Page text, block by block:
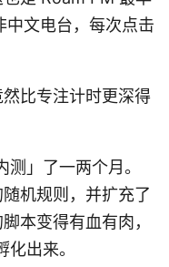
中文电台，每次点击
比专注计时更深得
」了一两个月。
机规则，并扩充了
本变得有血有肉，
出来。